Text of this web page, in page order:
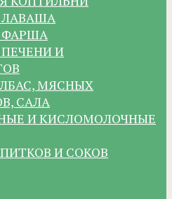
ЛАВАША
ФАРША
И
МЯСНЫХ
САЛА
И КИСЛОМОЛОЧНЫЕ
И СОКОВ